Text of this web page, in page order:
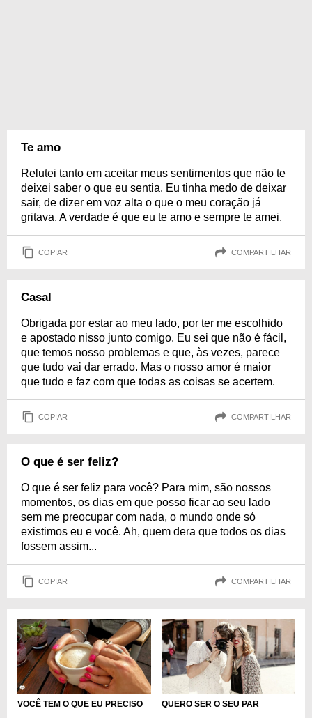
Te amo
Relutei tanto em aceitar meus sentimentos que não te
deixei saber o que eu sentia. Eu tinha medo de deixar
sair, de dizer em voz alta o que o meu coração já
gritava. A verdade é que eu te amo e sempre te amei.
COPIAR COMPARTILHAR
Casal
Obrigada por estar ao meu lado, por ter me escolhido
e apostado nisso junto comigo. Eu sei que não é fácil,
que temos nosso problemas e que, às vezes, parece
que tudo vai dar errado. Mas o nosso amor é maior
que tudo e faz com que todas as coisas se acertem.
COPIAR COMPARTILHAR
O que é ser feliz?
O que é ser feliz para você? Para mim, são nossos
momentos, os dias em que posso ficar ao seu lado
sem me preocupar com nada, o mundo onde só
existimos eu e você. Ah, quem dera que todos os dias
fossem assim...
COPIAR COMPARTILHAR
VOCÊ TEM O QUE EU PRECISO QUERO SER O SEU PAR